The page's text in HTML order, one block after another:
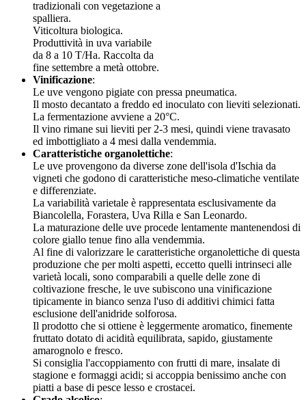
tradizionali con vegetazione a
spalliera.
Viticoltura biologica.
Produttività in uva variabile
da 8 a 10 T/Ha. Raccolta da
fine settembre a metà ottobre.
Vinificazione:
Le uve vengono pigiate con pressa pneumatica.
Il mosto decantato a freddo ed inoculato con lieviti selezionati.
La fermentazione avviene a 20°C.
Il vino rimane sui lieviti per 2-3 mesi, quindi viene travasato
ed imbottigliato a 4 mesi dalla vendemmia.
Caratteristiche organolettiche:
Le uve provengono da diverse zone dell'isola d'Ischia da
vigneti che godono di caratteristiche meso-climatiche ventilate
e differenziate.
La variabilità varietale è rappresentata esclusivamente da
Biancolella, Forastera, Uva Rilla e San Leonardo.
La maturazione delle uve procede lentamente mantenendosi di
colore giallo tenue fino alla vendemmia.
Al fine di valorizzare le caratteristiche organolettiche di questa
produzione che per molti aspetti, eccetto quelli intrinseci alle
varietà locali, sono comparabili a quelle delle zone di
coltivazione fresche, le uve subiscono una vinificazione
tipicamente in bianco senza l'uso di additivi chimici fatta
esclusione dell'anidride solforosa.
Il prodotto che si ottiene è leggermente aromatico, finemente
fruttato dotato di acidità equilibrata, sapido, giustamente
amarognolo e fresco.
Si consiglia l'accoppiamento con frutti di mare, insalate di
stagione e formaggi acidi; si accoppia benissimo anche con
piatti a base di pesce lesso e crostacei.